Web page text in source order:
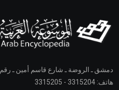
دمشق ـ الروضة ـ شارع قاسم أمين ـ رقم 39
هاتف: 3315204 - 3315205